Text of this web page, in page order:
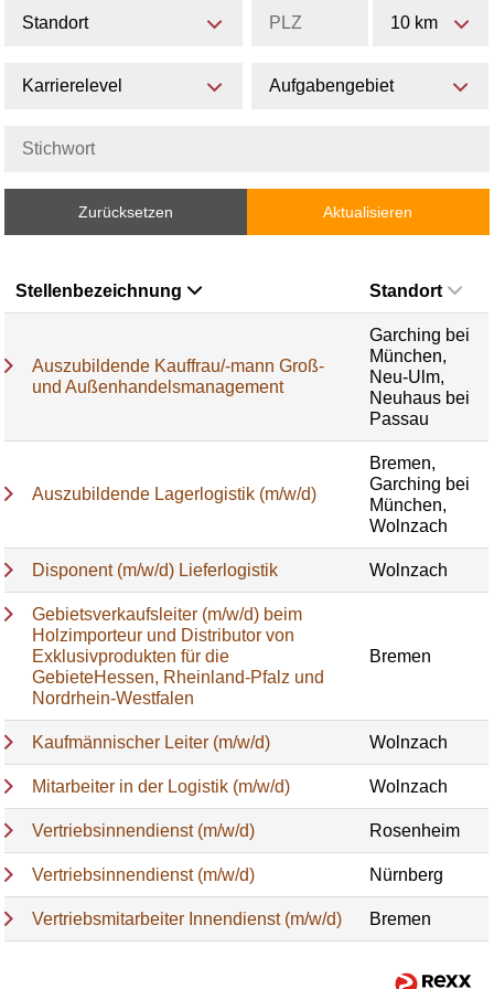
Standort 10 km
Karrierelevel Aufgabengebiet
Zurücksetzen Aktualisieren
Stellenbezeichnung Standort
Auszubildende Kauffrau/-mann Groß-
und Außenhandelsmanagement
Garching bei
München,
Neu-Ulm,
Neuhaus bei
Passau
Auszubildende Lagerlogistik (m/w/d)
Bremen,
Garching bei
München,
Wolnzach
Disponent (m/w/d) Lieferlogistik Wolnzach
Gebietsverkaufsleiter (m/w/d) beim
Holzimporteur und Distributor von
Exklusivprodukten für die
GebieteHessen, Rheinland-Pfalz und
Nordrhein-Westfalen
Bremen
Kaufmännischer Leiter (m/w/d) Wolnzach
Mitarbeiter in der Logistik (m/w/d) Wolnzach
Vertriebsinnendienst (m/w/d) Rosenheim
Vertriebsinnendienst (m/w/d) Nürnberg
Vertriebsmitarbeiter Innendienst (m/w/d) Bremen